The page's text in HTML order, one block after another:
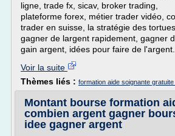
ligne, trade fx, sicav, broker trading,
plateforme forex, métier trader vidéo,
trader en suisse, la stratégie des
gagner de largent rapidement, gagner
gain argent, idées pour faire de l'argent...
Voir la suite
Thèmes liés : formation aide soignante gratuite
Montant bourse formation
combien argent gagner
idee gagner argent